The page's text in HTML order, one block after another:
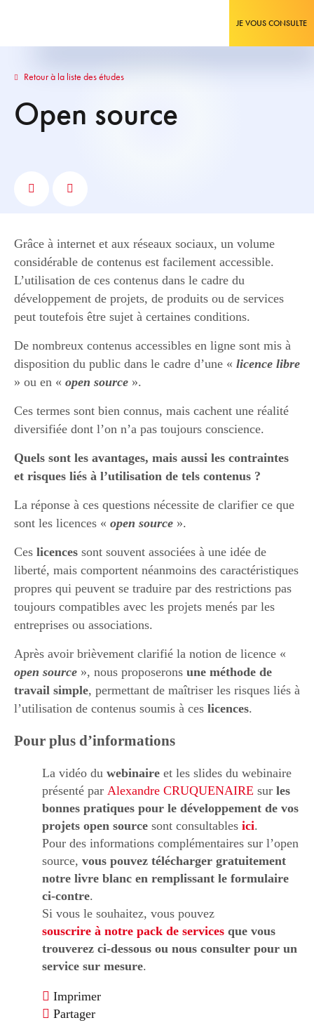
JE VOUS CONSULTE
Retour à la liste des études
Open source
Grâce à internet et aux réseaux sociaux, un volume
considérable de contenus est facilement accessible.
L’utilisation de ces contenus dans le cadre du
développement de projets, de produits ou de services
peut toutefois être sujet à certaines conditions.
De nombreux contenus accessibles en ligne sont mis à
disposition du public dans le cadre d’une « licence libre
» ou en « open source ».
Ces termes sont bien connus, mais cachent une réalité
diversifiée dont l’on n’a pas toujours conscience.
Quels sont les avantages, mais aussi les contraintes
et risques liés à l’utilisation de tels contenus ?
La réponse à ces questions nécessite de clarifier ce que
sont les licences « open source ».
Ces licences sont souvent associées à une idée de
liberté, mais comportent néanmoins des caractéristiques
propres qui peuvent se traduire par des restrictions pas
toujours compatibles avec les projets menés par les
entreprises ou associations.
Après avoir brièvement clarifié la notion de licence «
open source », nous proposerons une méthode de
travail simple, permettant de maîtriser les risques liés à
l’utilisation de contenus soumis à ces licences.
Pour plus d’informations
La vidéo du webinaire et les slides du webinaire
présenté par Alexandre CRUQUENAIRE sur les
bonnes pratiques pour le développement de vos
projets open source sont consultables ici.
Pour des informations complémentaires sur l’open
source, vous pouvez télécharger gratuitement
notre livre blanc en remplissant le formulaire
ci-contre.
Si vous le souhaitez, vous pouvez
souscrire à notre pack de services que vous
trouverez ci-dessous ou nous consulter pour un
service sur mesure.
Imprimer
Partager